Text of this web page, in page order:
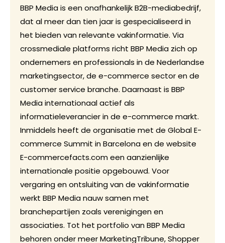
BBP Media is een onafhankelijk B2B-mediabedrijf,
dat al meer dan tien jaar is gespecialiseerd in
het bieden van relevante vakinformatie. Via
crossmediale platforms richt BBP Media zich op
ondernemers en professionals in de Nederlandse
marketingsector, de e-commerce sector en de
customer service branche. Daarnaast is BBP
Media internationaal actief als
informatieleverancier in de e-commerce markt.
Inmiddels heeft de organisatie met de Global E-
commerce Summit in Barcelona en de website
E-commercefacts.com een aanzienlijke
internationale positie opgebouwd. Voor
vergaring en ontsluiting van de vakinformatie
werkt BBP Media nauw samen met
branchepartijen zoals verenigingen en
associaties. Tot het portfolio van BBP Media
behoren onder meer MarketingTribune, Shopper